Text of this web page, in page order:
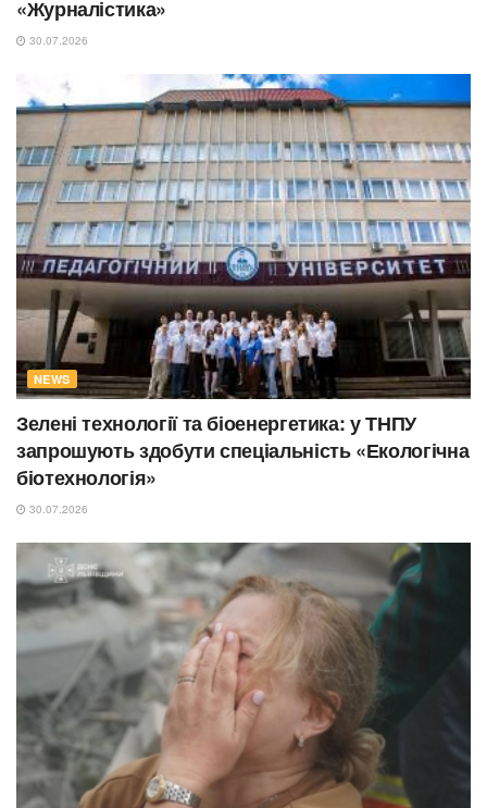
«Журналістика»
30.07.2026
NEWS
Зелені технології та біоенергетика: у ТНПУ
запрошують здобути спеціальність «Екологічна
біотехнологія»
30.07.2026